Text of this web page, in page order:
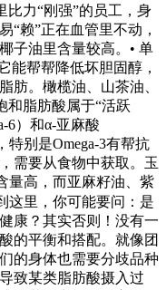
比力“刚强”的员工，身
“赖”正在血管里不动，
子油里含量较高。• 单
能帮帮降低坏胆固醇，
肪。橄榄油、山茶油、
和脂肪酸属于“活跃
6）和α-亚麻酸
特别是Omega-3有帮抗
需要从食物中获取。玉
量高，而亚麻籽油、紫
这里，你可能要问：是
康？其实否则！没有一
的平衡和搭配。就像团
的身体也需要分歧品种
致某类脂肪酸摄入过